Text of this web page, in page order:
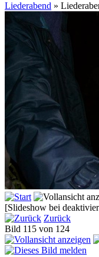
Liederabend »
[Slideshow bei
Zurück
Bild 115 von 124